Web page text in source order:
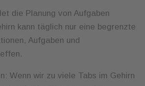
die Planung von Aufgaben
kann täglich nur eine begrenzte
Aufgaben und
Wenn wir zu viele Tabs im Gehirn